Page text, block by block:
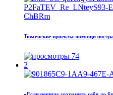
Тюменские проекты помощи
74
2